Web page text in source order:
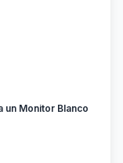
un Monitor Blanco